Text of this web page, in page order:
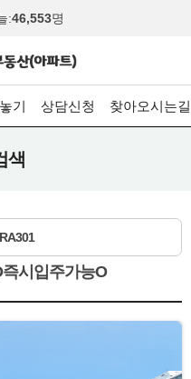
:46,553명
기 상담신청 찾아오시는길
색
시입주가능O